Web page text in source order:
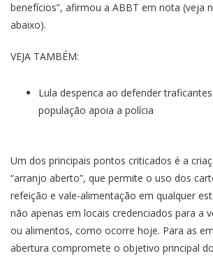
benefícios”, afirmou a ABBT em nota (veja
abaixo).
VEJA TAMBÉM:
Lula despenca ao defender
população apoia a polícia
Um dos principais pontos criticados é a
“arranjo aberto”, que permite o uso dos
refeição e vale-alimentação em qualquer
não apenas em locais credenciados para a
ou alimentos, como ocorre hoje. Para as
abertura compromete o objetivo principal